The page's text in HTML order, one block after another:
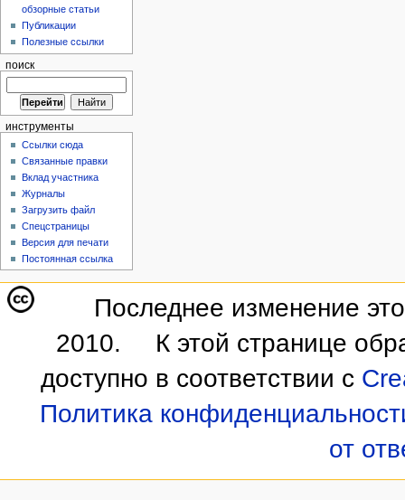
обзорные статьи
Публикации
Полезные ссылки
поиск
инструменты
Ссылки сюда
Связанные правки
Вклад участника
Журналы
Загрузить файл
Спецстраницы
Версия для печати
Постоянная ссылка
Последнее изменение
2010.
К этой странице
доступно в соответствии с
Политика
от